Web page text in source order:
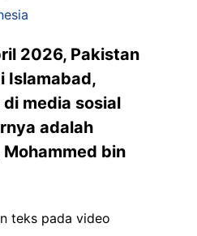
2026, Pakistan
Islamabad,
media sosial
adalah
bin
teks pada video